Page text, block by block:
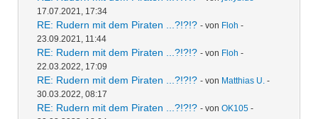
17.07.2021, 17:34
RE: Rudern mit dem Piraten ...?!?!? - von Floh -
23.09.2021, 11:44
RE: Rudern mit dem Piraten ...?!?!? - von Floh -
22.03.2022, 17:09
RE: Rudern mit dem Piraten ...?!?!? - von Matthias U. -
30.03.2022, 08:17
RE: Rudern mit dem Piraten ...?!?!? - von OK105 -